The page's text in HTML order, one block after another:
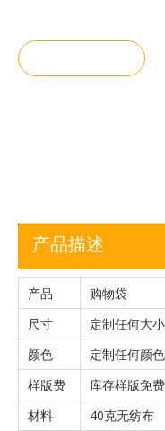
产品描述
产品
购物袋
尺寸
定制任何大小
颜色
定制任何颜
样版费
库存样版免
材料
40克无纺布